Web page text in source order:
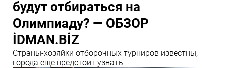
будут отбираться на
Олимпиаду? — ОБЗОР
İDMAN.BİZ
Страны-хозяйки отборочных турниров известны,
города еще предстоит узнать